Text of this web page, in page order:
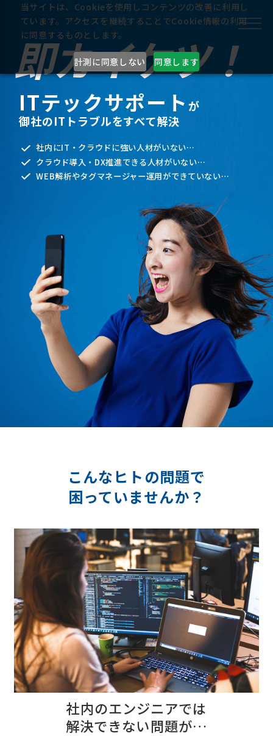
当サイトは、Cookieを使用しコンテンツの改善に利用し
ています。アクセスを継続することでCookie情報の利用
に同意するものとします。
計測に同意しない 同意します
即カイケツ！
ITテックサポートが
御社のITトラブルをすべて解決
社内にIT・クラウドに強い人材がいない…
クラウド導入・DX推進できる人材がいない…
WEB解析やタグマネージャー運用ができていない…
こんなヒトの問題で
困っていませんか？
社内のエンジニアでは
解決できない問題が…